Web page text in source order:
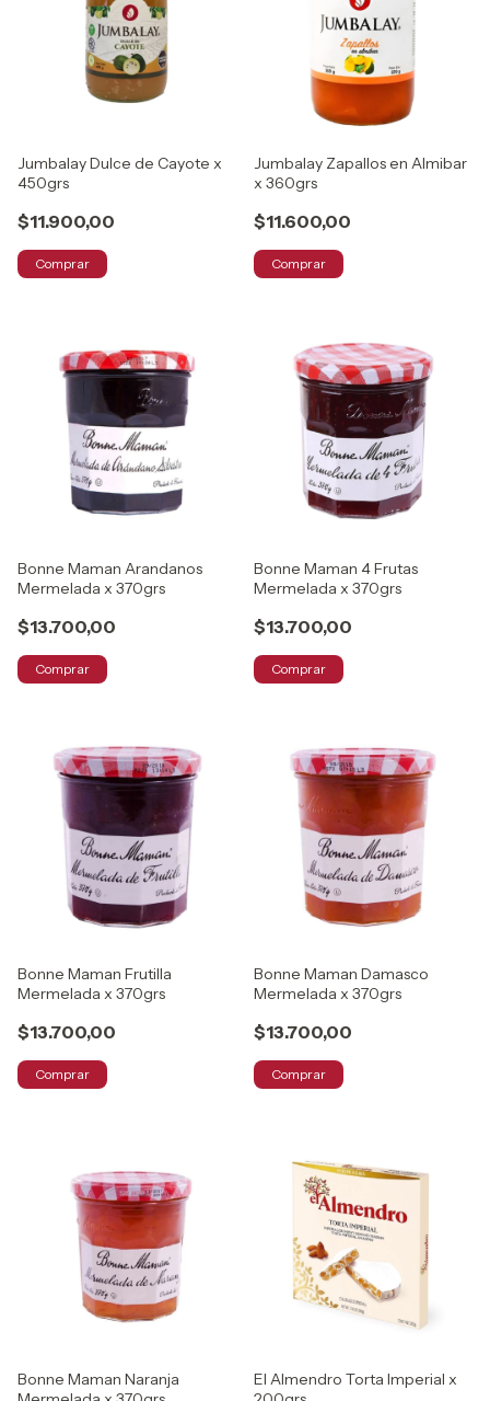
Jumbalay Dulce de Cayote x
450grs
$11.900,00
Comprar
Jumbalay Zapallos en Almibar
x 360grs
$11.600,00
Comprar
Bonne Maman Arandanos
Mermelada x 370grs
$13.700,00
Comprar
Bonne Maman 4 Frutas
Mermelada x 370grs
$13.700,00
Comprar
Bonne Maman Frutilla
Mermelada x 370grs
$13.700,00
Comprar
Bonne Maman Damasco
Mermelada x 370grs
$13.700,00
Comprar
Bonne Maman Naranja
El Almendro Torta Imperial x